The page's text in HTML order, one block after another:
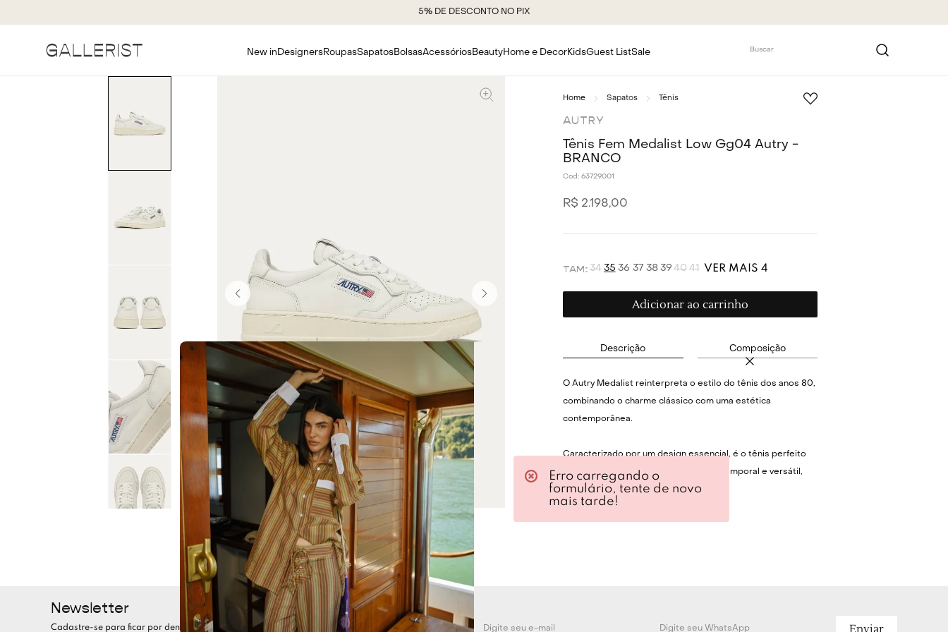
5% DE DESCONTO NO PIX
New in DesignersRoupasSapatosBolsasAcessóriosBeautyHome e DecorKidsGuest ListSale
Buscar
Sapatos Tênis
AUTRY
Tênis Fem Medalist Low Gg04 Autry -
BRANCO
Cod: 63729001
R$ 2.198,00
34 35 36 37 38 3940 41 VER MAIS 4
Adicionar ao carrinho
Descrição Composição
O Autry Medalist reinterpreta o estilo do tênis dos anos 80,
combinando o charme clássico com uma estética
contemporânea.
Caracterizado por um design essencial, é o tênis perfeito
para o dia a dia graças ao seu estilo atemporal e versátil,
oferecendo conforto diário e unindo estilo duradouro e
funcionalidade. Um design essencial e extremamente
versátil com sola de borracha alta que proporciona suporte
Newsletter
Cadastre-se para ficar por dentro de todas as nossas
Enviar
Erro carregando o
formulário, tente de novo
mais tarde!